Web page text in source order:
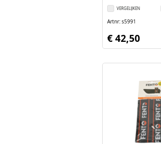
VERGELIJKEN
Artnr s5991
€ 42,50